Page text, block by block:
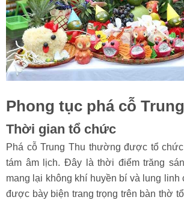
Phong tục phá cỗ
Thời gian tổ chức
Phá cỗ Trung Thu thường được tổ
tám âm lịch. Đây là thời điểm trăng
mang lại không khí huyền bí và lung linh
được bày biện trang trọng trên bàn thờ